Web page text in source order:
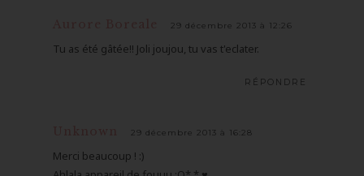
29 décembre 2013 à 12:26
Tu as été gâtée!! Joli joujou, tu vas t'eclater.
RÉPONDRE
29 décembre 2013 à 16:28
Merci beaucoup ! :)